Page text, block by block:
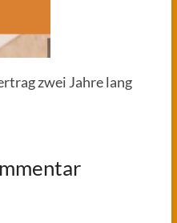
zwei Jahre lang